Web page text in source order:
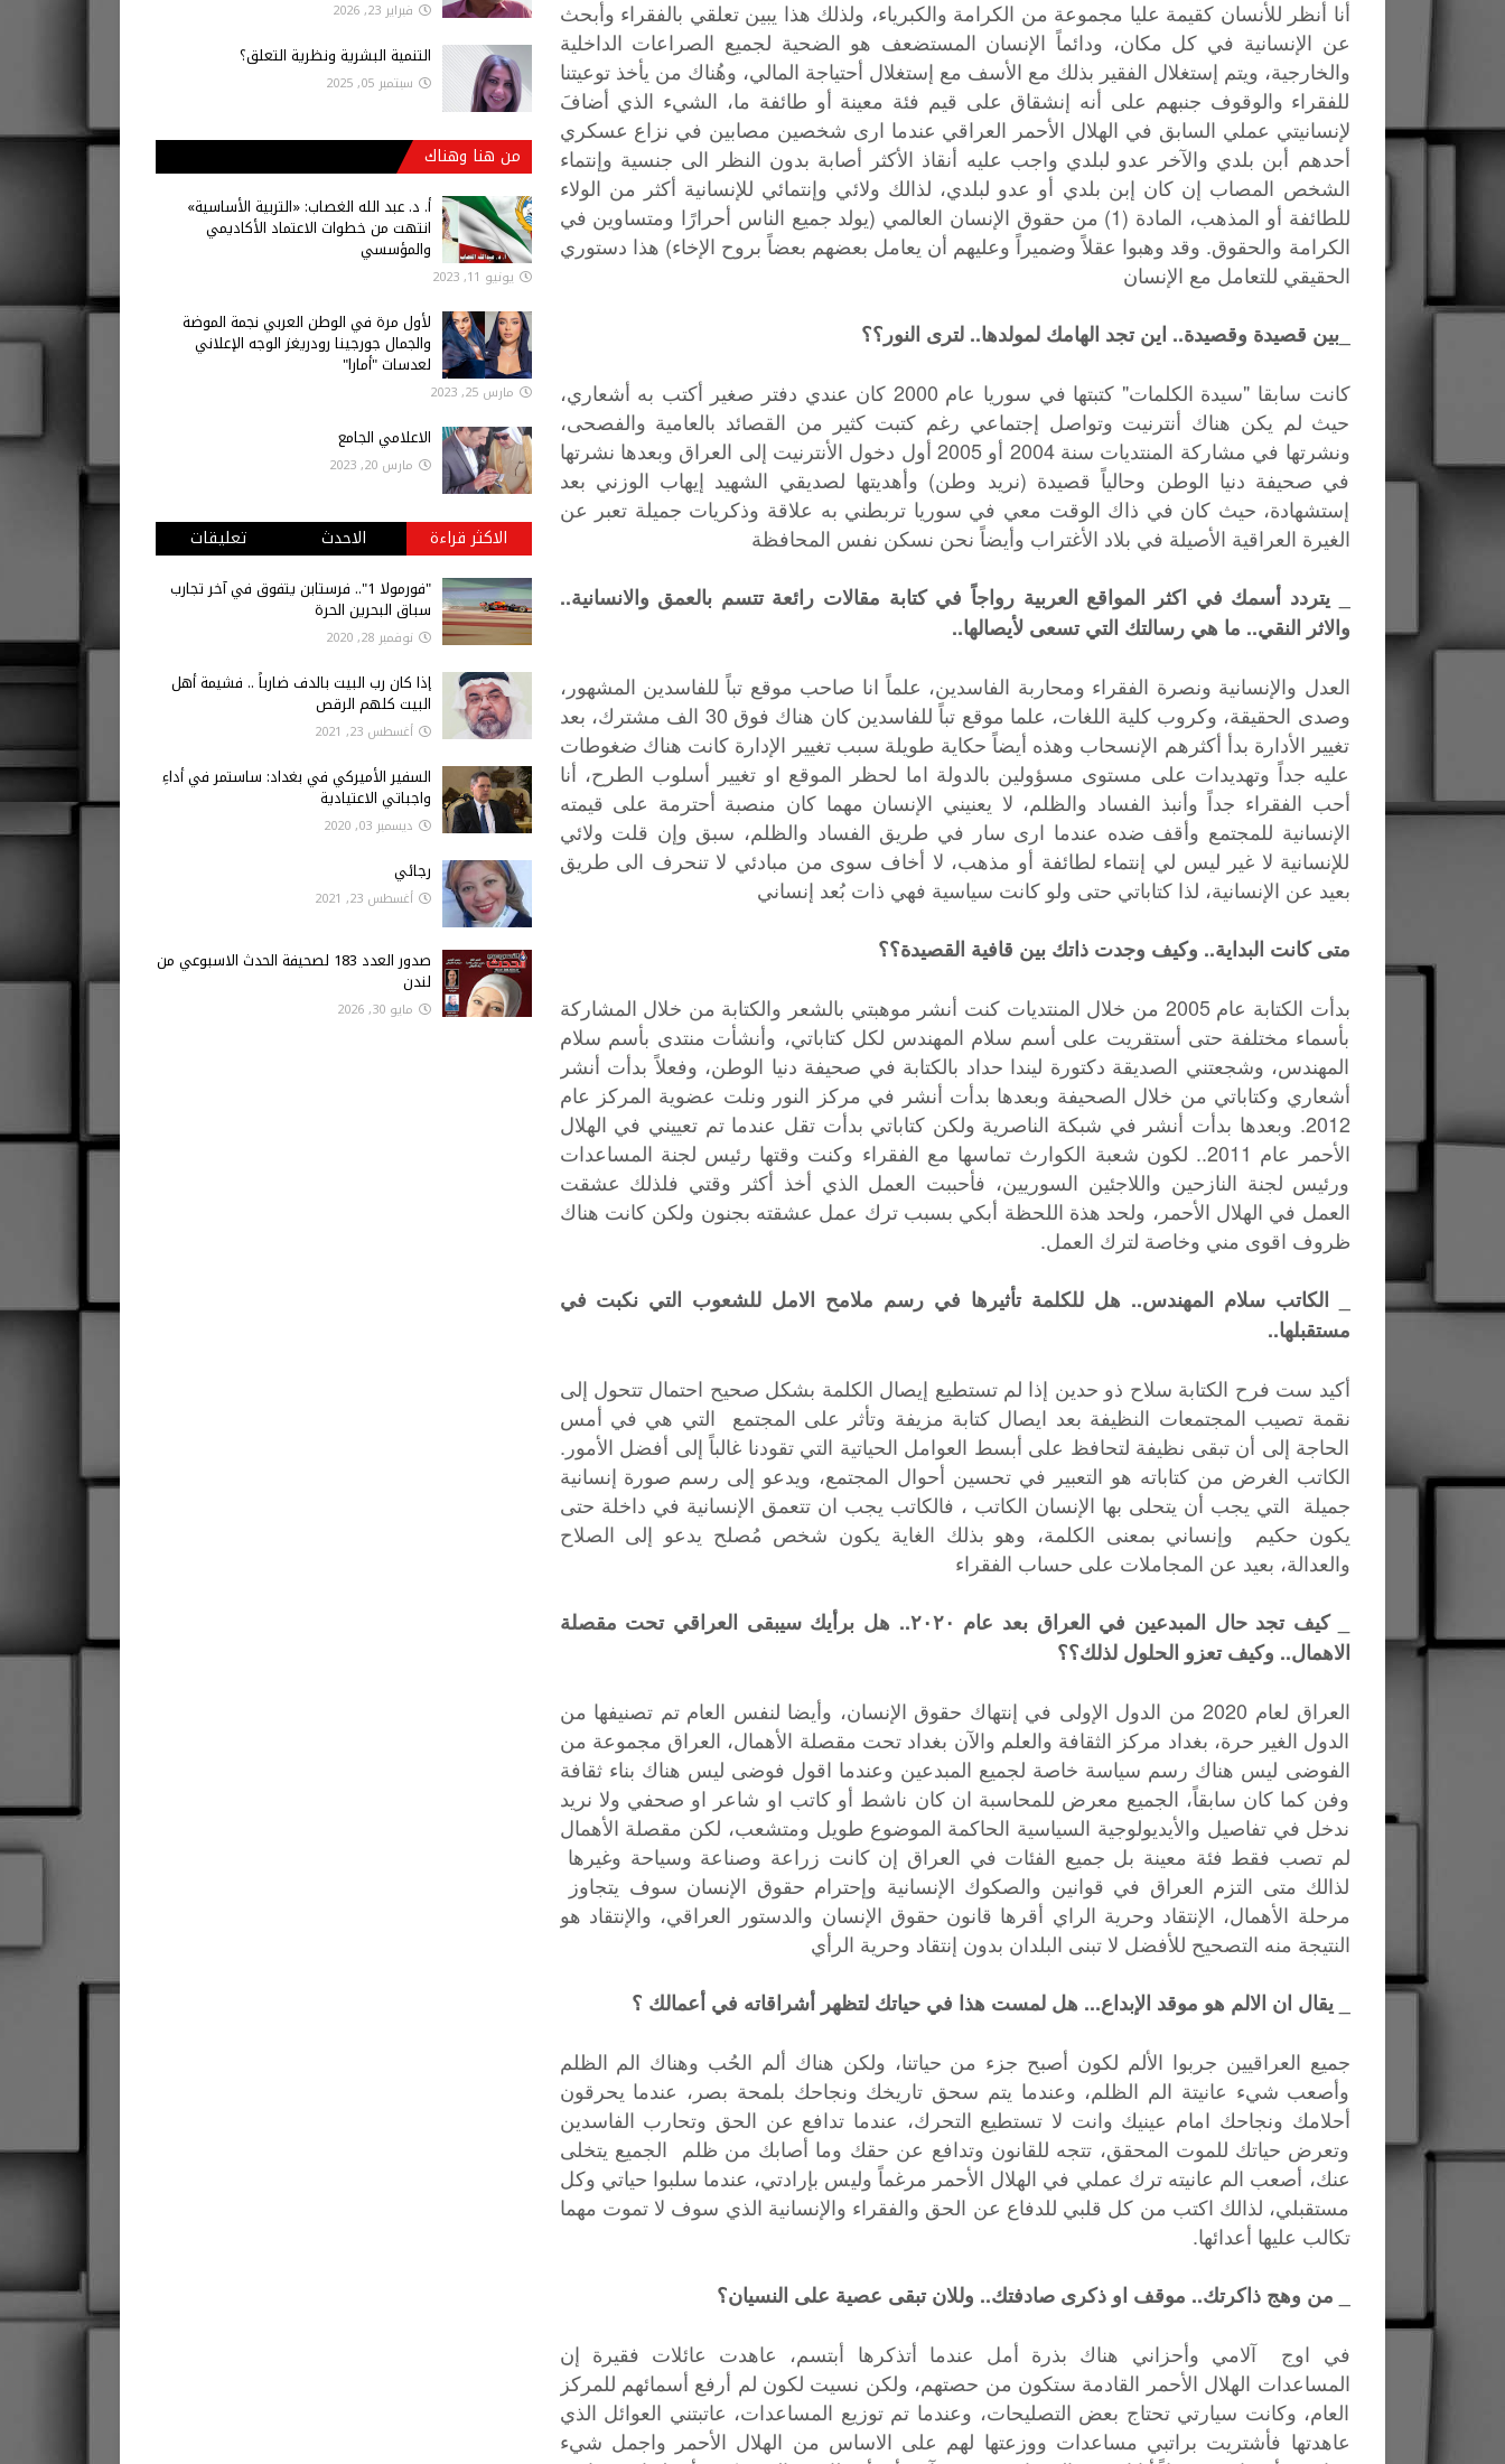
أنا أنظر للأنسان كقيمة عليا مجموعة من الكرامة والكبرياء، ولذلك هذا يبين تعلقي بالفقراء وأبحث
عن الإنسانية في كل مكان، ودائماً الإنسان المستضعف هو الضحية لجميع الصراعات الداخلية
والخارجية، ويتم إستغلال الفقير بذلك مع الأسف مع إستغلال أحتياجة المالي، وهُناك من يأخذ توعيتنا
للفقراء والوقوف جنبهم على أنه إنشقاق على قيم فئة معينة أو طائفة ما، الشيء الذي أضافَ
لإنسانيتي عملي السابق في الهلال الأحمر العراقي عندما ارى شخصين مصابين في نزاع عسكري
أحدهم أبن بلدي والآخر عدو لبلدي واجب عليه أنقاذ الأكثر أصابة بدون النظر الى جنسية وإنتماء
الشخص المصاب إن كان إبن بلدي أو عدو لبلدي، لذالك ولائي وإنتمائي للإنسانية أكثر من الولاء
للطائفة أو المذهب، المادة (1) من حقوق الإنسان العالمي (يولد جميع الناس أحرارًا ومتساوين في
الكرامة والحقوق. وقد وهبوا عقلاً وضميراً وعليهم أن يعامل بعضهم بعضاً بروح الإخاء) هذا دستوري
الحقيقي للتعامل مع الإنسان
_بين قصيدة وقصيدة.. اين تجد الهامك لمولدها.. لترى النور؟؟
كانت سابقا "سيدة الكلمات" كتبتها في سوريا عام 2000 كان عندي دفتر صغير أكتب به أشعاري،
حيث لم يكن هناك أنترنيت وتواصل إجتماعي رغم كتبت كثير من القصائد بالعامية والفصحى،
ونشرتها في مشاركة المنتديات سنة 2004 أو 2005 أول دخول الأنترنيت إلى العراق وبعدها نشرتها
في صحيفة دنيا الوطن وحالياً قصيدة (نريد وطن) وأهديتها لصديقي الشهيد إيهاب الوزني بعد
إستشهادة، حيث كان في ذاك الوقت معي في سوريا تربطني به علاقة وذكريات جميلة تعبر عن
الغيرة العراقية الأصيلة في بلاد الأغتراب وأيضاً نحن نسكن نفس المحافظة
_ يتردد أسمك في اكثر المواقع العربية رواجاً في كتابة مقالات رائعة تتسم بالعمق والانسانية..
والاثر النقي.. ما هي رسالتك التي تسعى لأيصالها..
العدل والإنسانية ونصرة الفقراء ومحاربة الفاسدين، علماً انا صاحب موقع تباً للفاسدين المشهور،
وصدى الحقيقة، وكروب كلية اللغات، علما موقع تباً للفاسدين كان هناك فوق 30 الف مشترك، بعد
تغيير الأدارة بدأ أكثرهم الإنسحاب وهذه أيضاً حكاية طويلة سبب تغيير الإدارة كانت هناك ضغوطات
عليه جداً وتهديدات على مستوى مسؤولين بالدولة اما لحظر الموقع او تغيير أسلوب الطرح، أنا
أحب الفقراء جداً وأنبذ الفساد والظلم، لا يعنيني الإنسان مهما كان منصبة أحترمة على قيمته
الإنسانية للمجتمع وأقف ضده عندما ارى سار في طريق الفساد والظلم، سبق وإن قلت ولائي
للإنسانية لا غير ليس لي إنتماء لطائفة أو مذهب، لا أخاف سوى من مبادئي لا تنحرف الى طريق
بعيد عن الإنسانية، لذا كتاباتي حتى ولو كانت سياسية فهي ذات بُعد إنساني
متى كانت البداية.. وكيف وجدت ذاتك بين قافية القصيدة؟؟
بدأت الكتابة عام 2005 من خلال المنتديات كنت أنشر موهبتي بالشعر والكتابة من خلال المشاركة
بأسماء مختلفة حتى أستقريت على أسم سلام المهندس لكل كتاباتي، وأنشأت منتدى بأسم سلام
المهندس، وشجعتني الصديقة دكتورة ليندا حداد بالكتابة في صحيفة دنيا الوطن، وفعلاً بدأت أنشر
أشعاري وكتاباتي من خلال الصحيفة وبعدها بدأت أنشر في مركز النور ونلت عضوية المركز عام
2012. وبعدها بدأت أنشر في شبكة الناصرية ولكن كتاباتي بدأت تقل عندما تم تعييني في الهلال
الأحمر عام 2011.. لكون شعبة الكوارث تماسها مع الفقراء وكنت وقتها رئيس لجنة المساعدات
ورئيس لجنة النازحين واللاجئين السوريين، فأحببت العمل الذي أخذ أكثر وقتي فلذلك عشقت
العمل في الهلال الأحمر، ولحد هذة اللحظة أبكي بسبب ترك عمل عشقته بجنون ولكن كانت هناك
ظروف اقوى مني وخاصة لترك العمل.
_ الكاتب سلام المهندس.. هل للكلمة تأثيرها في رسم ملامح الامل للشعوب التي نكبت في
مستقبلها..
أكيد ست فرح الكتابة سلاح ذو حدين إذا لم تستطيع إيصال الكلمة بشكل صحيح احتمال تتحول إلى
نقمة تصيب المجتمعات النظيفة بعد ايصال كتابة مزيفة وتأثر على المجتمع التي هي في أمس
الحاجة إلى أن تبقى نظيفة لتحافظ على أبسط العوامل الحياتية التي تقودنا غالباً إلى أفضل الأمور.
الكاتب الغرض من كتاباته هو التعبير في تحسين أحوال المجتمع، ويدعو إلى رسم صورة إنسانية
جميلة التي يجب أن يتحلى بها الإنسان الكاتب ، فالكاتب يجب ان تتعمق الإنسانية في داخلة حتى
يكون حكيم وإنساني بمعنى الكلمة، وهو بذلك الغاية يكون شخص مُصلح يدعو إلى الصلاح
والعدالة، بعيد عن المجاملات على حساب الفقراء
_ كيف تجد حال المبدعين في العراق بعد عام ٢٠٢٠.. هل برأيك سيبقى العراقي تحت مقصلة
الاهمال.. وكيف تعزو الحلول لذلك؟؟
العراق لعام 2020 من الدول الإولى في إنتهاك حقوق الإنسان، وأيضا لنفس العام تم تصنيفها من
الدول الغير حرة، بغداد مركز الثقافة والعلم والآن بغداد تحت مقصلة الأهمال، العراق مجموعة من
الفوضى ليس هناك رسم سياسة خاصة لجميع المبدعين وعندما اقول فوضى ليس هناك بناء ثقافة
وفن كما كان سابقاً، الجميع معرض للمحاسبة ان كان ناشط أو كاتب او شاعر او صحفي ولا نريد
ندخل في تفاصيل والأيديولوجية السياسية الحاكمة الموضوع طويل ومتشعب، لكن مقصلة الأهمال
لم تصب فقط فئة معينة بل جميع الفئات في العراق إن كانت زراعة وصناعة وسياحة وغيرها
لذالك متى التزم العراق في قوانين والصكوك الإنسانية وإحترام حقوق الإنسان سوف يتجاوز
مرحلة الأهمال، الإنتقاد وحرية الراي أقرها قانون حقوق الإنسان والدستور العراقي، والإنتقاد هو
النتيجة منه التصحيح للأفضل لا تبنى البلدان بدون إنتقاد وحرية الرأي
_ يقال ان الالم هو موقد الإبداع... هل لمست هذا في حياتك لتظهر أشراقاته في أعمالك ؟
جميع العراقيين جربوا الألم لكون أصبح جزء من حياتنا، ولكن هناك ألم الحُب وهناك الم الظلم
وأصعب شيء عانيتة الم الظلم، وعندما يتم سحق تاريخك ونجاحك بلمحة بصر، عندما يحرقون
أحلامك ونجاحك امام عينيك وانت لا تستطيع التحرك، عندما تدافع عن الحق وتحارب الفاسدين
وتعرض حياتك للموت المحقق، تتجه للقانون وتدافع عن حقك وما أصابك من ظلم الجميع يتخلى
عنك، أصعب الم عانيته ترك عملي في الهلال الأحمر مرغماً وليس بإرادتي، عندما سلبوا حياتي وكل
مستقبلي، لذالك اكتب من كل قلبي للدفاع عن الحق والفقراء والإنسانية الذي سوف لا تموت مهما
تكالب عليها أعدائها.
_ من وهج ذاكرتك.. موقف او ذكرى صادفتك.. وللان تبقى عصية على النسيان؟
في اوج آلامي وأحزاني هناك بذرة أمل عندما أتذكرها أبتسم، عاهدت عائلات فقيرة إن
المساعدات الهلال الأحمر القادمة ستكون من حصتهم، ولكن نسيت لكون لم أرفع أسمائهم للمركز
العام، وكانت سيارتي تحتاج بعض التصليحات، وعندما تم توزيع المساعدات، عاتبتني العوائل الذي
عاهدتها فأشتريت براتبي مساعدات ووزعتها لهم على الاساس من الهلال الأحمر واجمل شيء
فبراير 23, 2026
التنمية البشرية ونظرية التعلق؟
سبتمبر 05, 2025
من هنا وهناك
أ‌. د. عبد الله الغصاب: «التربية الأساسية»
انتهت من خطوات الاعتماد الأكاديمي
والمؤسسي
يونيو 11, 2023
لأول مرة في الوطن العربي نجمة الموضة
والجمال جورجينا رودريغز الوجه الإعلاني
لعدسات "أمارا"
مارس 25, 2023
الاعلامي الجامع
مارس 20, 2023
الاكثر قراءة الاحدث تعليقات
"فورمولا 1".. فرستابن يتفوق في آخر تجارب
سباق البحرين الحرة
نوفمبر 28, 2020
إذا كان رب البيت بالدف ضارباً .. فشيمة أهل
البيت كلهم الرقص
أغسطس 23, 2021
السفير الأميركي في بغداد: ساستمر في أداءِ
واجباتي الاعتيادية
ديسمبر 03, 2020
رجائي
أغسطس 23, 2021
صدور العدد 183 لصحيفة الحدث الاسبوعي من
لندن
مايو 30, 2026